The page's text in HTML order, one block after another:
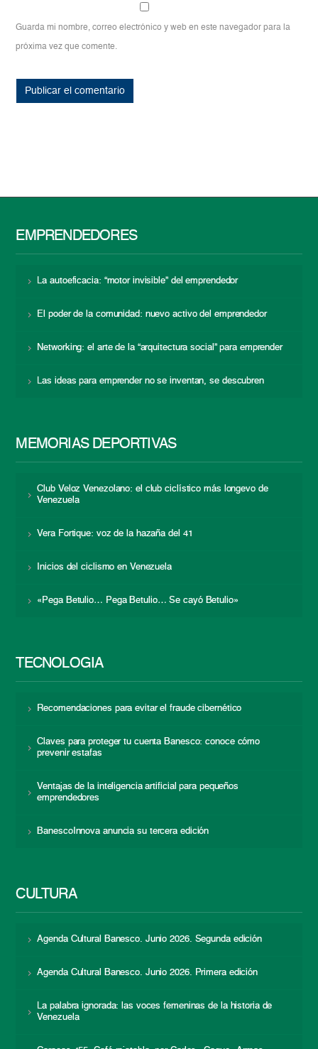
Guarda mi nombre, correo electrónico y web en este navegador para la
próxima vez que comente.
EMPRENDEDORES
La autoeficacia: “motor invisible” del emprendedor
El poder de la comunidad: nuevo activo del emprendedor
Networking: el arte de la “arquitectura social” para emprender
Las ideas para emprender no se inventan, se descubren
MEMORIAS DEPORTIVAS
Club Veloz Venezolano: el club ciclístico más longevo de
Venezuela
Vera Fortique: voz de la hazaña del 41
Inicios del ciclismo en Venezuela
«Pega Betulio… Pega Betulio… Se cayó Betulio»
TECNOLOGÍA
Recomendaciones para evitar el fraude cibernético
Claves para proteger tu cuenta Banesco: conoce cómo
prevenir estafas
Ventajas de la inteligencia artificial para pequeños
emprendedores
BanescoInnova anuncia su tercera edición
CULTURA
Agenda Cultural Banesco. Junio 2026. Segunda edición
Agenda Cultural Banesco. Junio 2026. Primera edición
La palabra ignorada: las voces femeninas de la historia de
Venezuela